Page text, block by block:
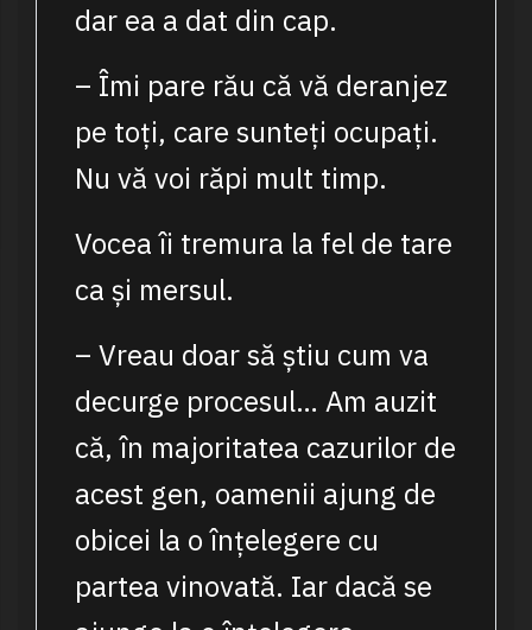
dar ea a dat din cap.
– Îmi pare rău că vă deranjez
pe toți, care sunteți ocupați.
Nu vă voi răpi mult timp.
Vocea îi tremura la fel de tare
ca și mersul.
– Vreau doar să știu cum va
decurge procesul… Am auzit
că, în majoritatea cazurilor de
acest gen, oamenii ajung de
obicei la o înțelegere cu
partea vinovată. Iar dacă se